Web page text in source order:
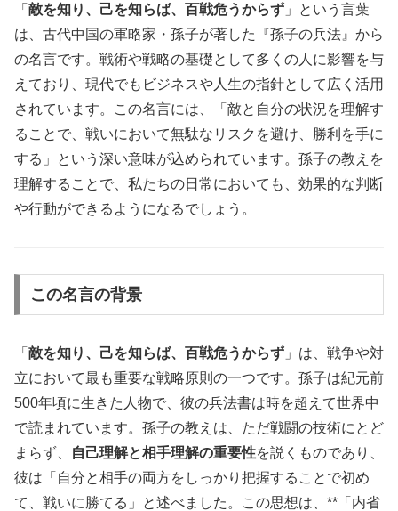
「 敵を知り、己を知らば、百戦危うからず 」という言葉
は、古代中国の軍略家・孫子が著した『孫子の兵法』から
の名言です。戦術や戦略の基礎として多くの人に影響を与
えており、現代でもビジネスや人生の指針として広く活用
されています。この名言には、「敵と自分の状況を理解す
ることで、戦いにおいて無駄なリスクを避け、勝利を手に
する」という深い意味が込められています。孫子の教えを
理解することで、私たちの日常においても、効果的な判断
や行動ができるようになるでしょう。
この名言の背景
「 敵を知り、己を知らば、百戦危うからず 」は、戦争や対
立において最も重要な戦略原則の一つです。孫子は紀元前
500年頃に生きた人物で、彼の兵法書は時を超えて世界中
で読まれています。孫子の教えは、ただ戦闘の技術にとど
まらず、
自己理解と相手理解の重要性を説くものであり、
彼は「自分と相手の両方をしっかり把握することで初め
て、戦いに勝てる」と述べました。この思想は、**「内省